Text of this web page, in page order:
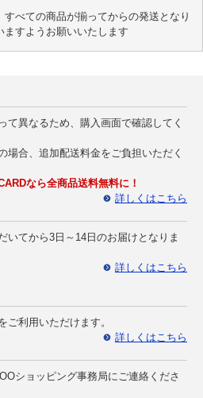
べての商品が揃ってからの発送となり
ますようお願いいたします
て異なるため、購入画面で確認してく
合、追加配送料金をご負担いただく
なら全商品送料無料に！
詳しくはこちら
いてから3日～14日のお届けとなりま
詳しくはこちら
ご利用いただけます。
詳しくはこちら
ショッピング事務局にご連絡くださ